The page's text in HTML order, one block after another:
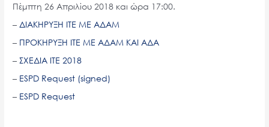
Πέμπτη 26 Απριλίου 2018 και ώρα 17:00.
–ΔΙΑΚΗΡΥΞΗ ΙΤΕ ΜΕ ΑΔΑΜ
– ΠΡΟΚΗΡΥΞΗ ΙΤΕ ΜΕ ΑΔΑΜ ΚΑΙ ΑΔΑ
–ΣΧΕΔΙΑ ΙΤΕ 2018
– ESPD Request (signed)
– ESPD Request